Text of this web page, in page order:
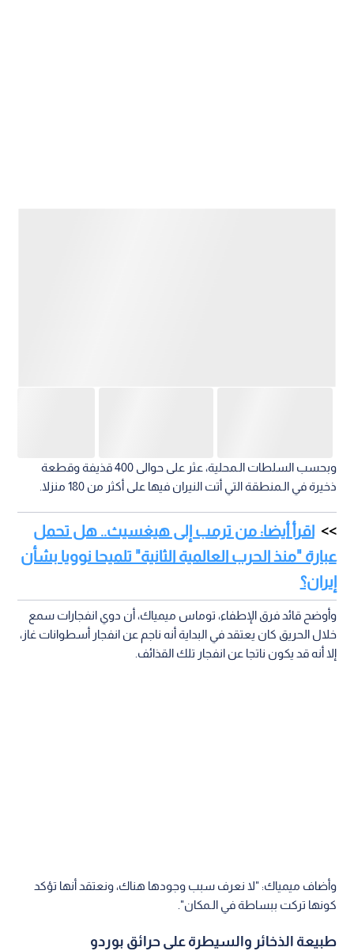
وبحسب السلطات الـمحلية، عثر على حوالى 400 قذيفة وقطعة
ذخيرة في الـمنطقة التي أتت النيران فيها على أكثر من 180 منزلا.
اقرأ أيضا: من ترمب إلى هيغسيث.. هل تحمل
عبارة "منذ الحرب العالمية الثانية" تلميحا نوويا بشأن
إيران؟
وأوضح قائد فرق الإطفاء، توماس ميمياك، أن دوي انفجارات سمع
خلال الحريق كان يعتقد في البداية أنه ناجم عن انفجار أسطوانات غاز،
إلا أنه قد يكون ناتجا عن انفجار تلك القذائف.
وأضاف ميمياك: "لا نعرف سبب وجودها هناك، ونعتقد أنها تؤكد
كونها تركت ببساطة في الـمكان".
طبيعة الذخائر والسيطرة على حرائق بوردو